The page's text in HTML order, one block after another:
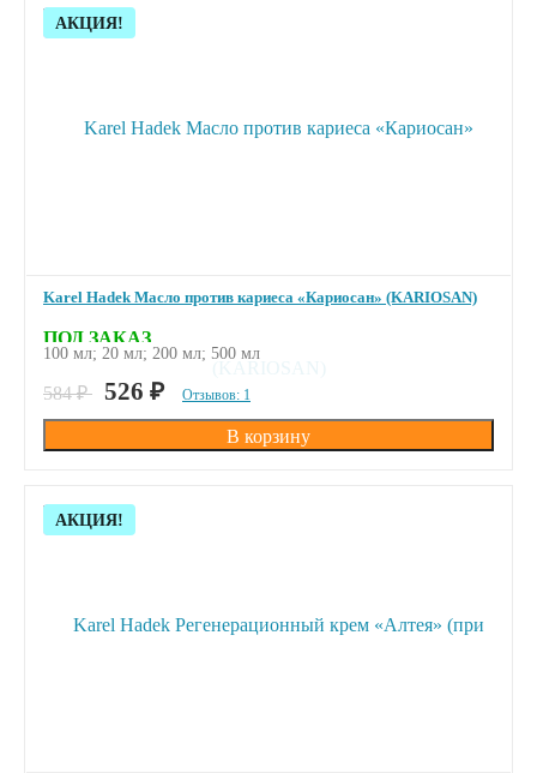
Скидка!
АКЦИЯ!
Karel Hadek Масло против кариеса «Кариосан» (KARIOSAN)
ПОД ЗАКАЗ
100 мл; 20 мл; 200 мл; 500 мл
584₽ 526 ₽ Отзывов: 1
Скидка!
АКЦИЯ!